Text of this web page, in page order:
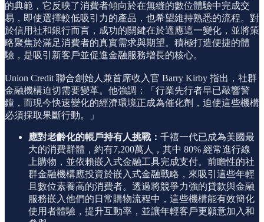
的典範，它反映了消費者傾向於在無縫的數位體驗中完成交
易，即使選擇較低吸引力的產品，也希望維持熟悉的流程。對
於信用社和銀行而言，成功的關鍵在於適應這一變化，並將策
略聚焦於滿足消費者的真實需求與期望。積極打造便捷的體
驗，是吸引新客戶並促進金融服務增長的核心。
Union Credit 聯合創始人兼首席收入官 Barry Kirby 指出，社群
金融機構迫切需要變革。他強調：「行業先行者早已敲響警
鐘，而現今快速變化的經濟環境正成為催化劑，迫使這些機構
必須採取果斷行動。」
應對老齡化的帳戶持有人挑戰： 千禧一代已成為美國最
大的消費群體，約有7,200萬人，其中 80% 經常進行線
上購物，並依賴嵌入式金融工具完成支付。前瞻性的社
群金融機構應投資於嵌入式金融戰略，來吸引這些年輕
且數位素養高的消費者。透過將競爭力強的貸款與金融
服務嵌入他們的日常購物流程中，這些機構能有效簡化
使用者體驗，提升互動率，並讓年輕客戶更願意加入和